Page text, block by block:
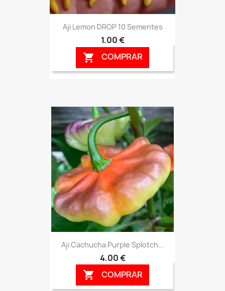
Aji Lemon DROP 10 Sementes
1,00 €
 COMPRAR
Aji Cachucha Purple Splotch...
4,00 €
 COMPRAR